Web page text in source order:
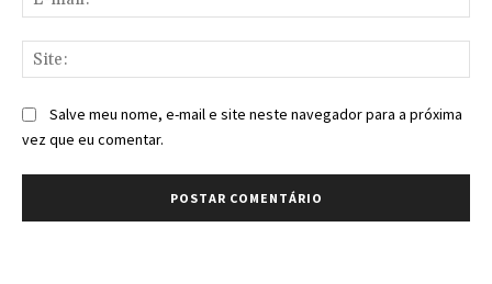
Salve meu nome, e-mail e site neste navegador para a próxima
vez que eu comentar.